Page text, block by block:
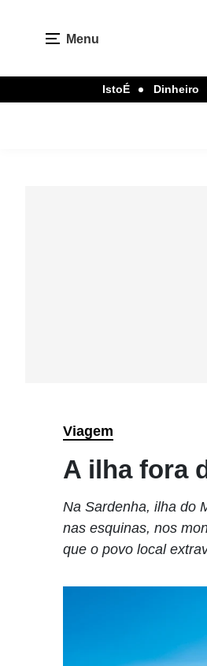
Menu
IstoÉ Dinheiro
Viagem
A ilha fora
Na Sardenha, ilha do
nas esquinas, nos
que o povo local